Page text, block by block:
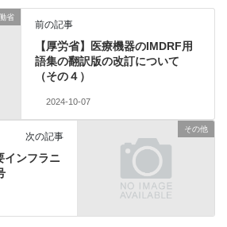
省
前の記事
【厚労省】医療機器のIMDRF用
語集の翻訳版の改訂について
（その４）
2024-10-07
その他
次の記事
インフラニ